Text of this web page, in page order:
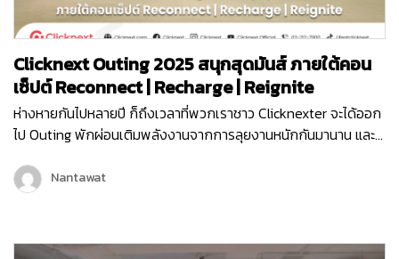
Clicknext Outing 2025 สนุกสุดมันส์ ภายใต้คอน
เซ็ปต์ Reconnect | Recharge | Reignite
ห่างหายกันไปหลายปี ก็ถึงเวลาที่พวกเราชาว Clicknexter จะได้ออก
ไป Outing พักผ่อนเติมพลังงานจากการลุยงานหนักกันมานาน และ
กิจกรรมมากมายทั้งช่วงกลางวันและกลางคืน เพื่อให้พนักงานได้
กระชับมิตร เติมเต็มพลังงาน จุดไฟแห่งการทำงานขึ้นมาใหม่ เพราะ
Reignite…
Nantawat